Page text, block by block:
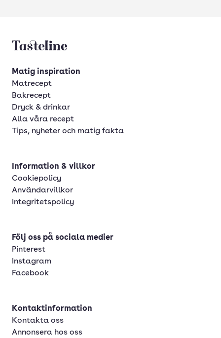
Tasteline startsida
Matig inspiration
Matrecept
Bakrecept
Dryck & drinkar
Alla våra recept
Tips, nyheter och matig fakta
Information & villkor
Cookiepolicy
Användarvillkor
Integritetspolicy
Följ oss på sociala medier
Pinterest
Instagram
Facebook
Kontaktinformation
Kontakta oss
Annonsera hos oss